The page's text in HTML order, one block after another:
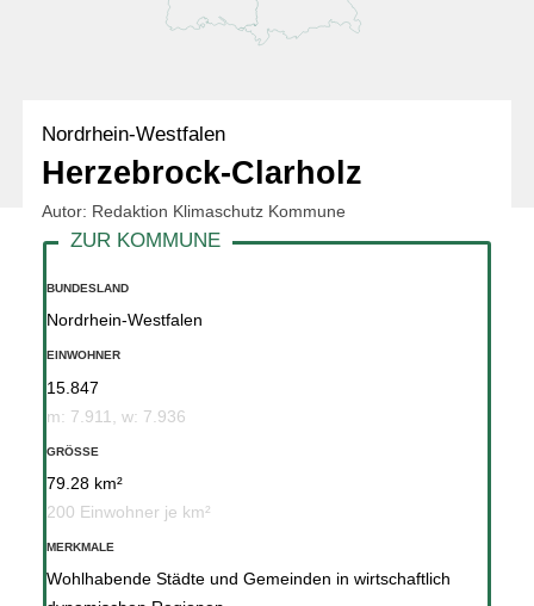
Nordrhein-Westfalen
Herzebrock-Clarholz
Autor: Redaktion Klimaschutz Kommune
BUNDESLAND
Nordrhein-Westfalen
EINWOHNER
15.847
m: 7.911, w: 7.936
GRÖSSE
79.28 km²
200 Einwohner je km²
MERKMALE
Wohlhabende Städte und Gemeinden in wirtschaftlich